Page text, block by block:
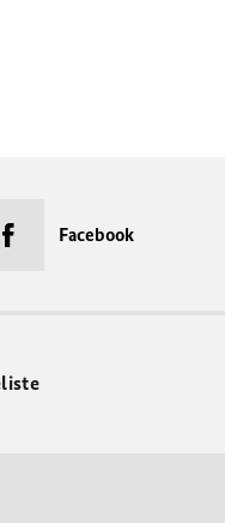
Facebook